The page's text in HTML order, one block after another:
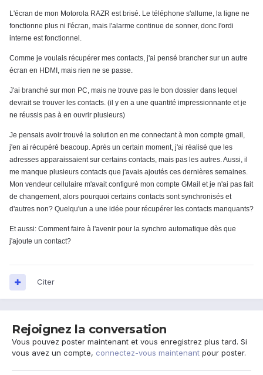
L'écran de mon Motorola RAZR est brisé. Le téléphone s'allume, la ligne ne
fonctionne plus ni l'écran, mais l'alarme continue de sonner, donc l'ordi
interne est fonctionnel.
Comme je voulais récupérer mes contacts, j'ai pensé brancher sur un autre
écran en HDMI, mais rien ne se passe.
J'ai branché sur mon PC, mais ne trouve pas le bon dossier dans lequel
devrait se trouver les contacts. (il y en a une quantité impressionnante et je
ne réussis pas à en ouvrir plusieurs)
Je pensais avoir trouvé la solution en me connectant à mon compte gmail,
j'en ai récupéré beacoup. Après un certain moment, j'ai réalisé que les
adresses apparaissaient sur certains contacts, mais pas les autres. Aussi, il
me manque plusieurs contacts que j'avais ajoutés ces dernières semaines.
Mon vendeur cellulaire m'avait configuré mon compte GMail et je n'ai pas fait
de changement, alors pourquoi certains contacts sont synchronisés et
d'autres non? Quelqu'un a une idée pour récupérer les contacts manquants?
Et aussi: Comment faire à l'avenir pour la synchro automatique dès que
j'ajoute un contact?
Citer
Rejoignez la conversation
Vous pouvez poster maintenant et vous enregistrez plus tard. Si
vous avez un compte, connectez-vous maintenant pour poster.